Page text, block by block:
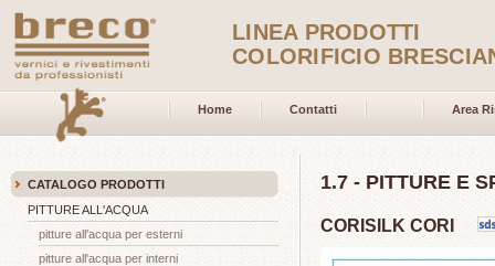
LINEA PRODOTTI
COLORIFICIO
Home Contatti Area
CATALOGO PRODOTTI
PITTURE ALL'ACQUA
pitture all'acqua per esterni
pitture all'acqua per interni
1.7 - PITTURE E
CORISILK CORI